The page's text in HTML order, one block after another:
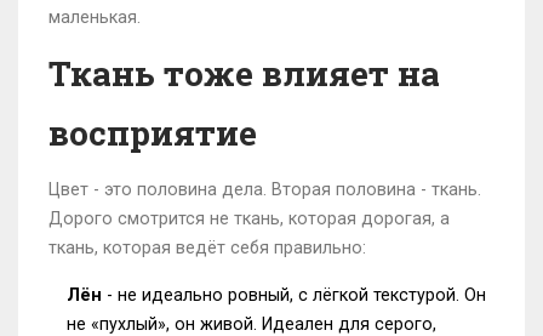
маленькая.
Ткань тоже влияет на
восприятие
Цвет - это половина дела. Вторая половина - ткань.
Дорого смотрится не ткань, которая дорогая, а
ткань, которая ведёт себя правильно:
Лён - не идеально ровный, с лёгкой текстурой. Он
не «пухлый», он живой. Идеален для серого,